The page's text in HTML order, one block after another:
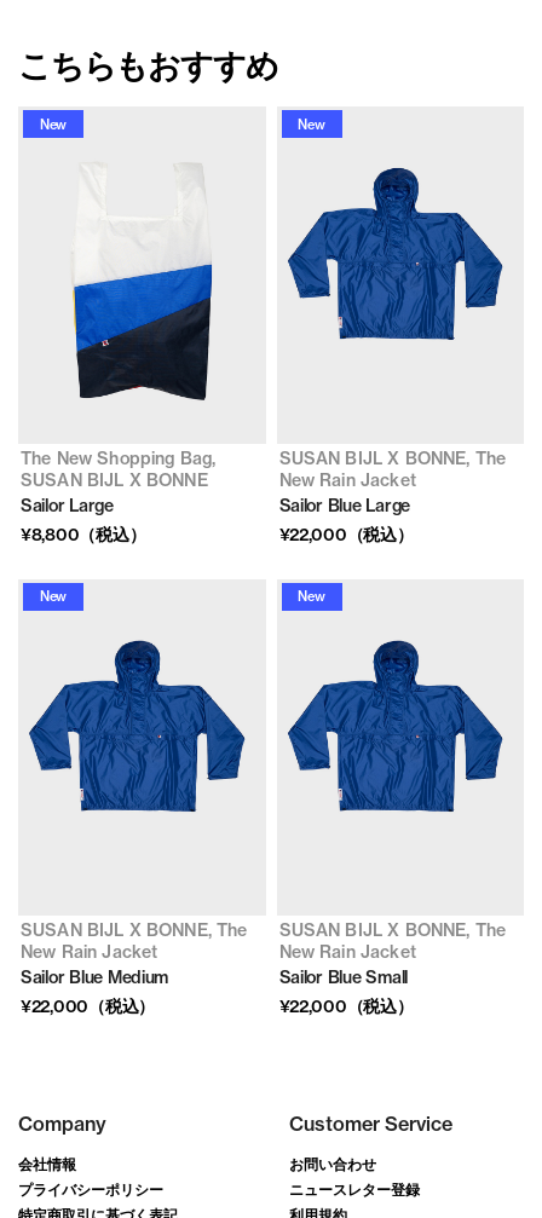
こちらもおすすめ
New
The New Shopping Bag,
SUSAN BIJL X BONNE
Sailor Large
¥8,800（税込）
New
SUSAN BIJL X BONNE, The
New Rain Jacket
Sailor Blue Large
¥22,000（税込）
New
SUSAN BIJL X BONNE, The
New Rain Jacket
Sailor Blue Medium
¥22,000（税込）
New
SUSAN BIJL X BONNE, The
New Rain Jacket
Sailor Blue Small
¥22,000（税込）
Company
会社情報
プライバシーポリシー
Customer Service
お問い合わせ
ニュースレター登録